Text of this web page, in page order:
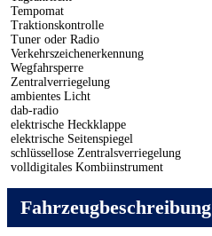
Tempomat
Traktionskontrolle
Tuner oder Radio
Verkehrszeichenerkennung
Wegfahrsperre
Zentralverriegelung
ambientes Licht
dab-radio
elektrische Heckklappe
elektrische Seitenspiegel
schlüssellose Zentralsverriegelung
volldigitales Kombiinstrument
Fahrzeugbeschreibung